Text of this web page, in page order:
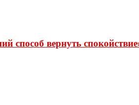
способ вернуть